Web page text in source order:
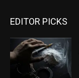
EDITOR PICKS